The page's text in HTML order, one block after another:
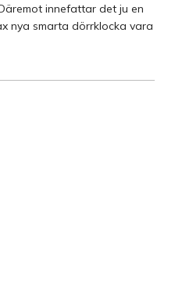
innefattar det ju en
nya smarta dörrklocka vara